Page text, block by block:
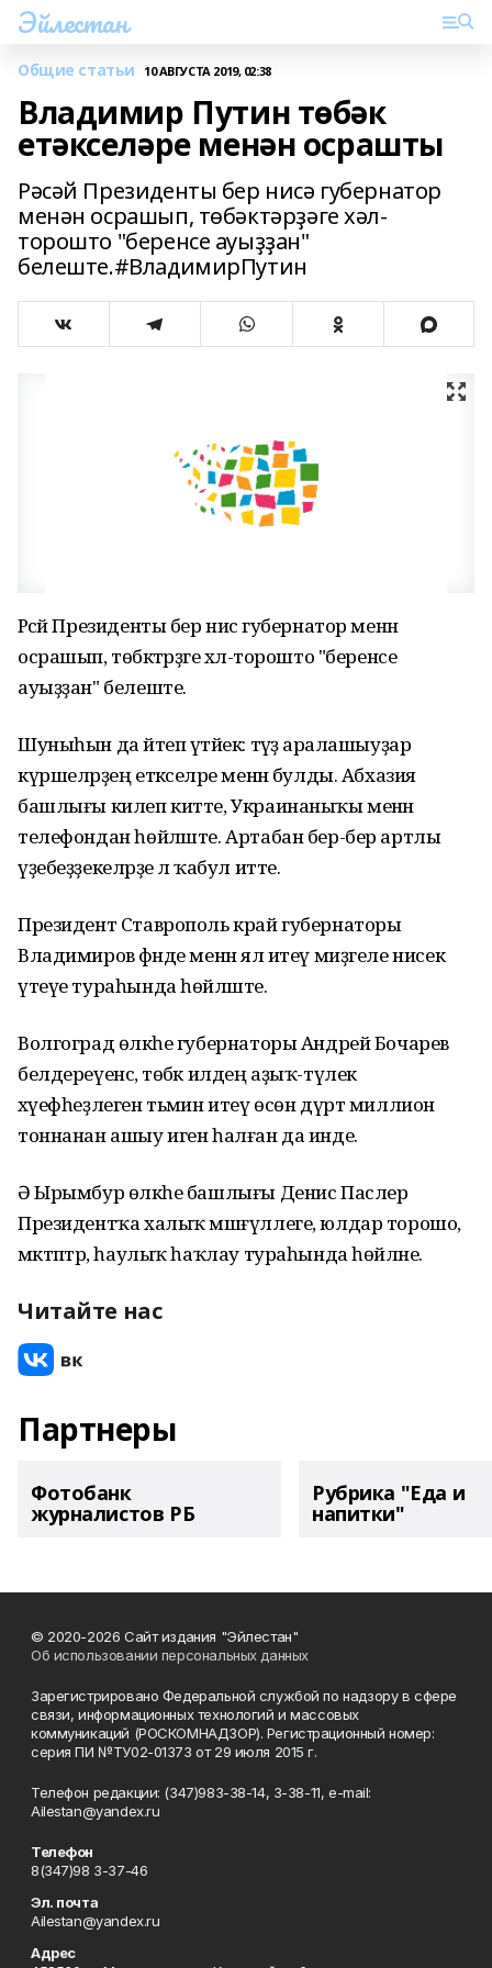
Эйлестан
Общие статьи 10 АВГУСТА 2019, 02:38
Владимир Путин төбәк
етәкселәре менән осрашты
Рәсәй Президенты бер нисә губернатор
менән осрашып, төбәктәрҙәге хәл-
торошто "беренсе ауыҙҙан"
белеште.#ВладимирПутин
Рәсәй Президенты бер нисә губернатор менән
осрашып, төбәктәрҙәге хәл-торошто "беренсе
ауыҙҙан" белеште.
Шуныһын да әйтеп үтәйек: тәүҙә аралашыуҙар
күршеләрҙең етәкселәре менән булды. Абхазия
башлығы килеп китте, Украинаныҡы менән
телефондан һөйләште. Артабан бер-бер артлы
үҙебеҙҙекеләрҙе лә ҡабул итте.
Президент Ставрополь край губернаторы
Владимиров әфәнде менән ял итеү миҙгеле нисек
үтеүе тураһында һөйләште.
Волгоград өлкәһе губернаторы Андрей Бочарев
белдереүенсә, төбәк илдең аҙыҡ-түлек
хәүефһеҙлеген тьәмин итеү өсөн дүрт миллион
тоннанан ашыу иген һалған да инде.
Ә Ырымбур өлкәһе башлығы Денис Паслер
Президентҡа халыҡ мәшғүллеге, юлдар торошо,
мәктәптәр, һаулыҡ һаҡлау тураһында һөйләне.
Читайте нас
Партнеры
Фотобанк
журналистов РБ
Рубрика "Еда и
напитки"
© 2020-2026 Сайт издания "Эйлестан"
Об использовании персональных данных
Зарегистрировано Федеральной службой по надзору в сфере
связи, информационных технологий и массовых
коммуникаций (РОСКОМНАДЗОР). Регистрационный номер:
серия ПИ №ТУ02-01373 от 29 июля 2015 г.
Телефон редакции: (347)983-38-14, 3-38-11, e-mail:
Ailestan@yandex.ru
Телефон
8(347)98 3-37-46
Эл. почта
Ailestan@yandex.ru
Адрес